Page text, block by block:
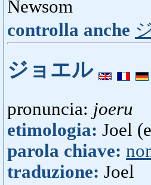
Newsom
controlla anche
ジョエル
pronuncia: joeru
etimologia: Joel
parola chiave:
traduzione: Joel